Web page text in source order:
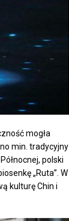
mogła
min. tradycyjny
polski
„Ruta”. W
kulturę Chin i